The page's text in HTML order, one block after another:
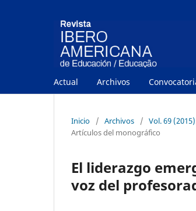
Actual Archivos
Inicio / Archivos / Vol. 69
Artículos del monográfico
El liderazgo
voz del